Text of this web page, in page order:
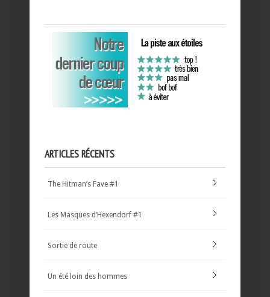
ARTICLES RÉCENTS
The Hitman’s Fave #1
Les Masques d’Hexendorf #1
Sortie de route
Un été loin des hommes